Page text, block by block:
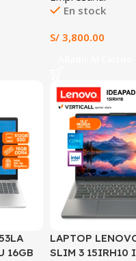
TECLADO
En stock
S/ 3,800.00
16GB
LAPTOP
SLIM 3 15IRH10